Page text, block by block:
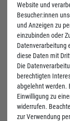
Vitamin B1
17,10 €
Preis inkl. MwSt. zzgl.
Inhalt:
g | Grundpreis:
Kostenloser
innerhalb
Website und
Besucher:innen
und Anzeigen zu
einzubinden oder
Datenverarbeitung
diese Daten mit
Die
berechtigten
abgelehnt werden.
Einwilligung zu
widerrufen.
zur Verwendung